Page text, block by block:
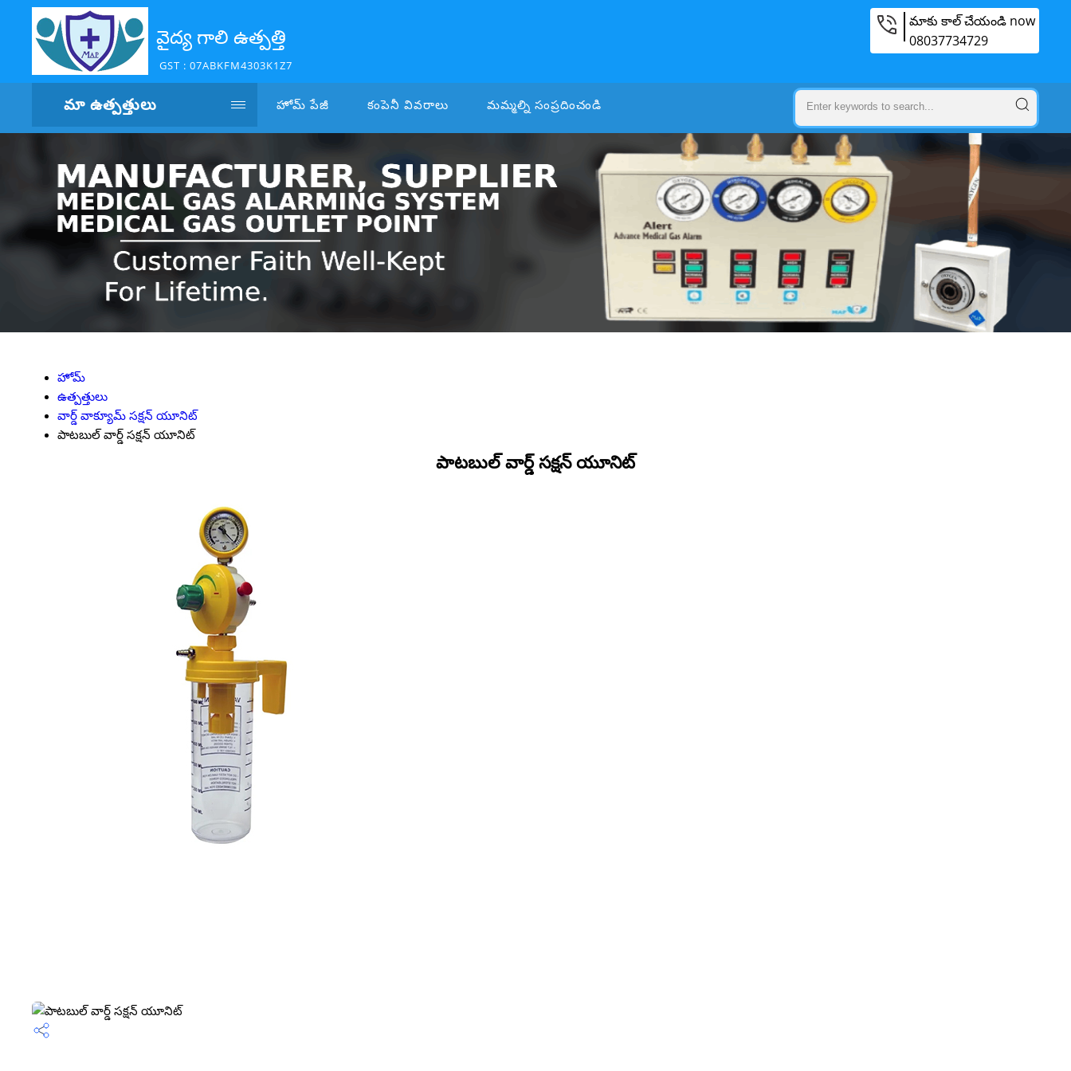
వైద్య గాలి ఉత్పత్తి
GST : 07ABKFM4303K1Z7
మాకు కాల్ చేయండి now
08037734729
మా ఉత్పత్తులు హోమ్ పేజీ కంపెనీ వివరాలు మమ్మల్ని సంప్రదించండి
హోమ్
ఉత్పత్తులు
వార్డ్ వాక్యూమ్ సక్షన్ యూనిట్
పాటబుల్ వార్డ్ సక్షన్ యూనిట్
పాటబుల్ వార్డ్ సక్షన్ యూనిట్